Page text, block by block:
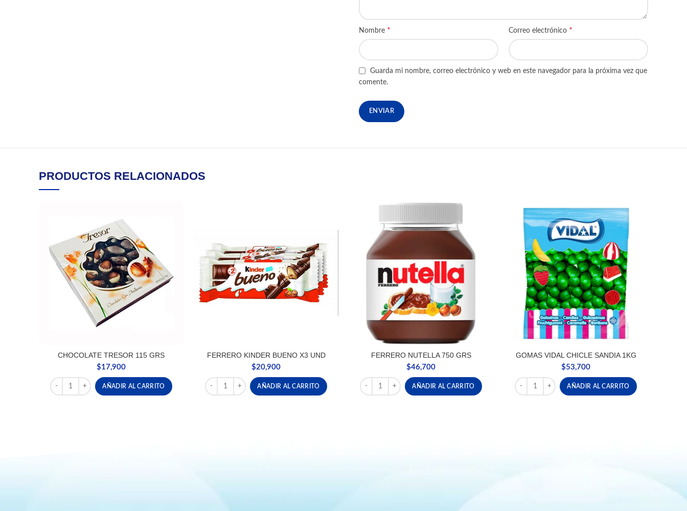
Nombre * Correo electrónico *
Guarda mi nombre, correo electrónico y web en este navegador para la próxima vez que
comente.
PRODUCTOS RELACIONADOS
CHOCOLATE TRESOR 115 GRS
$17,900
CHOCOLATE TRESOR 115 GRS cantidad
AÑADIR AL CARRITO
FERRERO KINDER BUENO X3 UND
$20,900
FERRERO KINDER BUENO X3 UND cantidad
AÑADIR AL CARRITO
FERRERO NUTELLA 750 GRS
$46,700
FERRERO NUTELLA 750 GRS cantidad
AÑADIR AL CARRITO
GOMAS VIDAL CHICLE SANDIA 1KG
$53,700
GOMAS VIDAL CHICLE SANDIA 1KG cantidad
AÑADIR AL CARRITO